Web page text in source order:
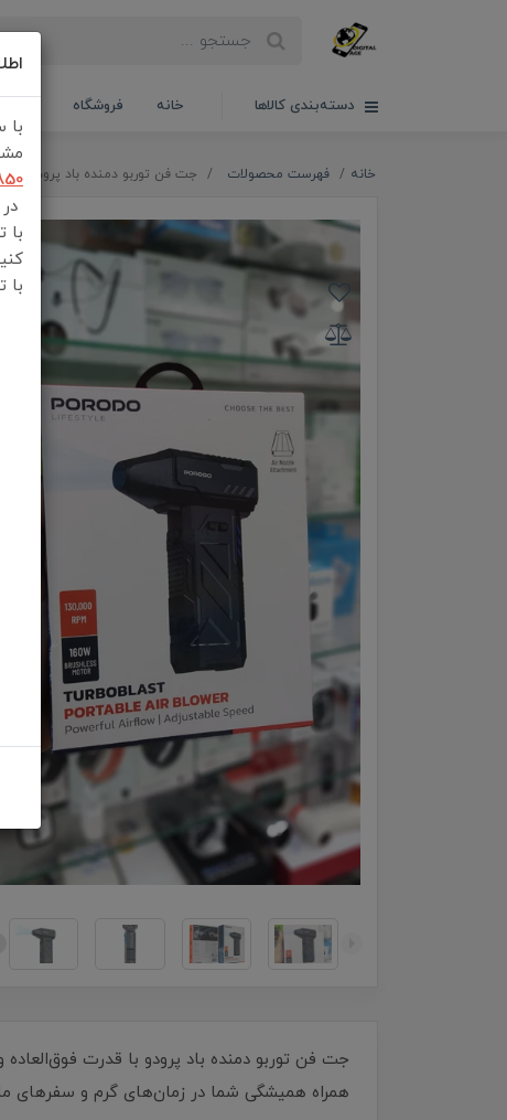
دسته‌بندی کالاها خانه فروشگاه
خانه فهرست محصولات جت فن توربو دمنده باد پرودو Porodo Turboblast Portable Air Blower PDADUS
جت فن توربو دمنده باد پرودو با قدرت
همراه همیشگی شما در زمان‌های گرم و سفرهای
با
با
با